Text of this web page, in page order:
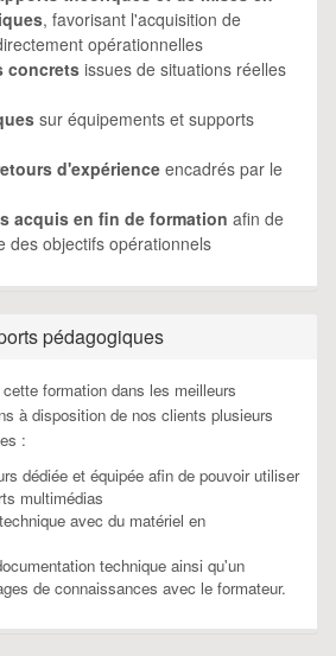
, favorisant l'acquisition de
opérationnelles
concrets issues de situations réelles
sur équipements et supports
d'expérience encadrés par le
acquis en fin de formation afin de
des objectifs opérationnels
pédagogiques
formation dans les meilleurs
à disposition de nos clients plusieurs
:
dédiée et équipée afin de pouvoir utiliser
multimédias
avec du matériel en
technique ainsi qu'un
de connaissances avec le formateur.